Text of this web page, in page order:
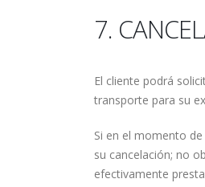
7.
El cliente podrá
transporte para su
Si en el momento
su cancelación; no
efectivamente